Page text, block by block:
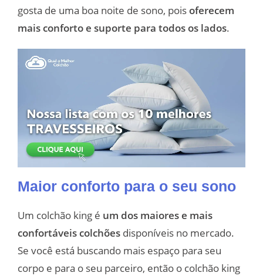
gosta de uma boa noite de sono, poisoferecem
mais conforto e suporte para todos os lados.
Maior conforto para o seu sono
Um colchão king é um dos maiores e mais
confortáveis colchões disponíveis no mercado.
Se você está buscando mais espaço para seu
corpo e para o seu parceiro, então o colchão king